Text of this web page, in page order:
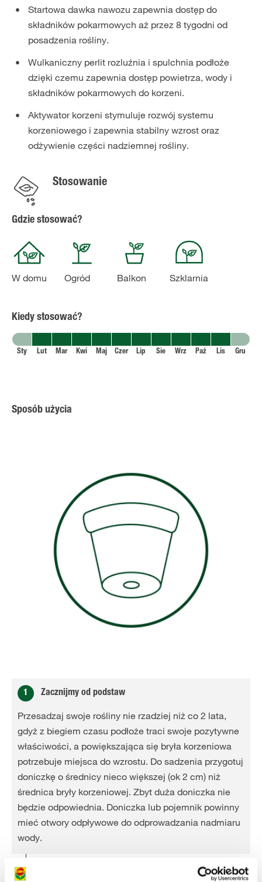
Startowa dawka nawozu zapewnia dostęp do
składników pokarmowych aż przez 8 tygodni od
posadzenia rośliny.
Wulkaniczny perlit rozluźnia i spulchnia podłoże
dzięki czemu zapewnia dostęp powietrza, wody i
składników pokarmowych do korzeni.
Aktywator korzeni stymuluje rozwój systemu
korzeniowego i zapewnia stabilny wzrost oraz
odżywienie części nadziemnej rośliny.
Stosowanie
Gdzie stosować?
W domu Ogród Balkon Szklarnia
Kiedy stosować?
Sty Lut Mar Kwi Maj Czer Lip Sie Wrz Paź Lis Gru
Sposób użycia
1 Zacznijmy od podstaw
Przesadzaj swoje rośliny nie rzadziej niż co 2 lata,
gdyż z biegiem czasu podłoże traci swoje pozytywne
właściwości, a powiększająca się bryła korzeniowa
potrzebuje miejsca do wzrostu. Do sadzenia przygotuj
doniczkę o średnicy nieco większej (ok 2 cm) niż
średnica bryły korzeniowej. Zbyt duża doniczka nie
będzie odpowiednia. Doniczka lub pojemnik powinny
mieć otwory odpływowe do odprowadzania nadmiaru
wody.